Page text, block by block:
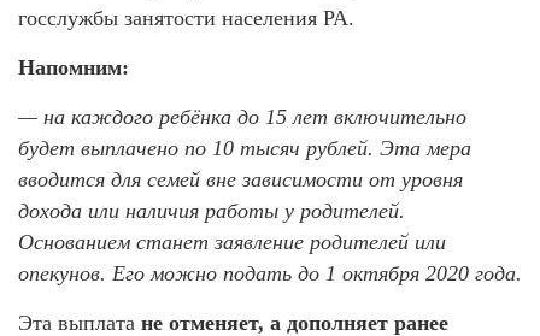
госслужбы занятости населения РА.
Напомним:
— на каждого ребёнка до 15 лет включительно
будет выплачено по 10 тысяч рублей. Эта мера
вводится для семей вне зависимости от уровня
дохода или наличия работы у родителей.
Основанием станет заявление родителей или
опекунов. Его можно подать до 1 октября 2020 года.
Эта выплата не отменяет, а дополняет ранее